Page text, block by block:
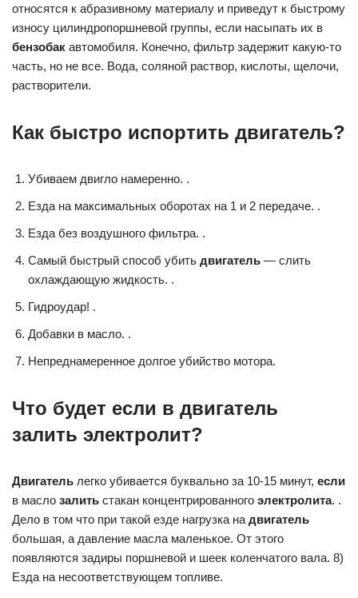
относятся к абразивному материалу и приведут к быстрому
износу цилиндропоршневой группы, если насыпать их в
бензобак автомобиля. Конечно, фильтр задержит какую-то
часть, но не все. Вода, соляной раствор, кислоты, щелочи,
растворители.
Как быстро испортить двигатель?
Убиваем двигло намеренно. .
Езда на максимальных оборотах на 1 и 2 передаче. .
Езда без воздушного фильтра. .
Самый быстрый способ убить двигатель — слить
охлаждающую жидкость. .
Гидроудар! .
Добавки в масло. .
Непреднамеренное долгое убийство мотора.
Что будет если в двигатель
залить электролит?
Двигатель легко убивается буквально за 10-15 минут, если
в масло залить стакан концентрированного электролита. .
Дело в том что при такой езде нагрузка на двигатель
большая, а давление масла маленькое. От этого
появляются задиры поршневой и шеек коленчатого вала. 8)
Езда на несоответствующем топливе.